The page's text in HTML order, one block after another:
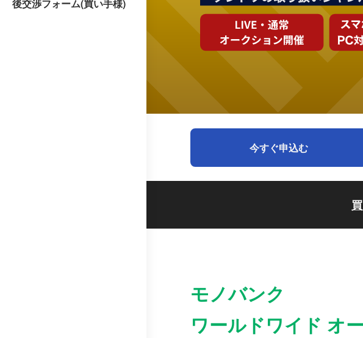
後交渉フォーム(買い手様)
今すぐ申込む
モノバンク
ワールドワイド オ